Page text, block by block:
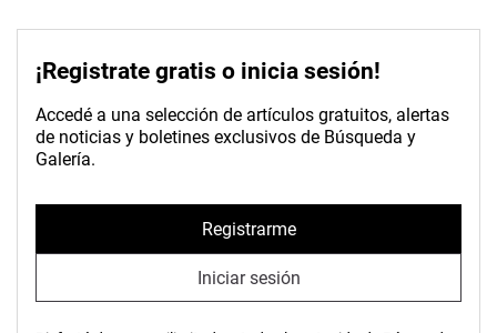
¡Registrate gratis o inicia sesión!
Accedé a una selección de artículos gratuitos, alertas
de noticias y boletines exclusivos de Búsqueda y
Galería.
Registrarme
Iniciar sesión